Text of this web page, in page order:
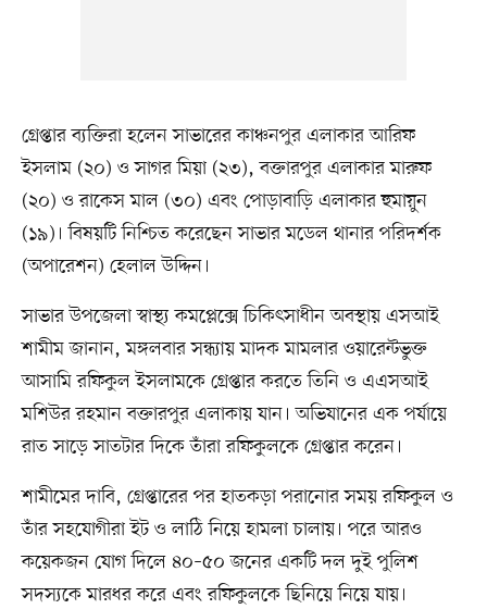
গ্রেপ্তার ব্যক্তিরা হলেন সাভারের কাঞ্চনপুর এলাকার আরিফ
ইসলাম (২০) ও সাগর মিয়া (২৩), বক্তারপুর এলাকার মারুফ
(২০) ও রাকেস মাল (৩০) এবং পোড়াবাড়ি এলাকার হুমায়ুন
(১৯)। বিষয়টি নিশ্চিত করেছেন সাভার মডেল থানার পরিদর্শক
(অপারেশন) হেলাল উদ্দিন।
সাভার উপজেলা স্বাস্থ্য কমপ্লেক্সে চিকিৎসাধীন অবস্থায় এসআই
শামীম জানান, মঙ্গলবার সন্ধ্যায় মাদক মামলার ওয়ারেন্টভুক্ত
আসামি রফিকুল ইসলামকে গ্রেপ্তার করতে তিনি ও এএসআই
মশিউর রহমান বক্তারপুর এলাকায় যান। অভিযানের এক পর্যায়ে
রাত সাড়ে সাতটার দিকে তাঁরা রফিকুলকে গ্রেপ্তার করেন।
শামীমের দাবি, গ্রেপ্তারের পর হাতকড়া পরানোর সময় রফিকুল ও
তাঁর সহযোগীরা ইট ও লাঠি নিয়ে হামলা চালায়। পরে আরও
কয়েকজন যোগ দিলে ৪০–৫০ জনের একটি দল দুই পুলিশ
সদস্যকে মারধর করে এবং রফিকুলকে ছিনিয়ে নিয়ে যায়।